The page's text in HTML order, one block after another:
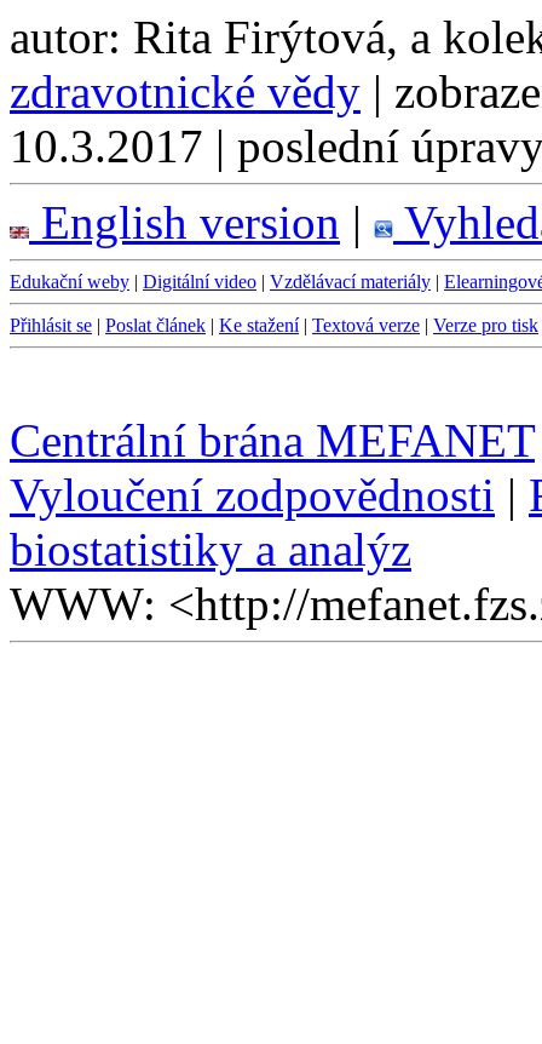
autor: Rita Firýtová, a
zdravotnické vědy |
10.3.2017 | poslední
English version |
Edukační weby | Digitální video | Vzdělávací materiály |
Přihlásit se | Poslat článek | Ke stažení| Textová verze | Verze pro tisk
Centrální brána MEFANET
Vyloučení zodpovědnosti |
biostatistiky a analýz
WWW: <http://